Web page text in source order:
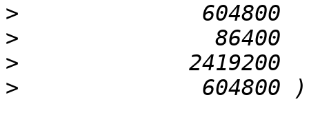
>
>
>
>